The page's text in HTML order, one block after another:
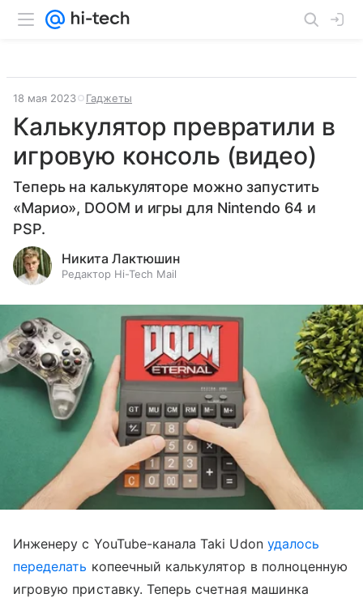
18 мая 2023 Гаджеты
Калькулятор превратили в
игровую консоль (видео)
Теперь на калькуляторе можно запустить
«Марио», DOOM и игры для Nintendo 64 и
PSP.
Никита Лактюшин
Редактор Hi-Tech Mail
Инженеру с YouTube-канала Taki Udon удалось
переделать копеечный калькулятор в полноценную
игровую приставку. Теперь счетная машинка